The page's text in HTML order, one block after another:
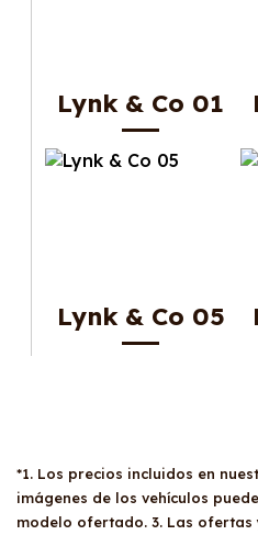
Lynk & Co 01
Lynk & Co 05
*1. Los precios incluidos en
imágenes de los vehículos
modelo ofertado. 3. Las ofertas